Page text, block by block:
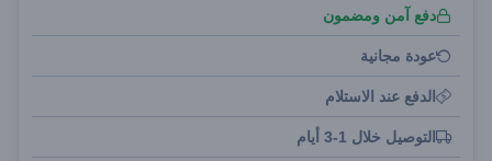
دفع آمن ومضمون
عودة مجانية
الدفع عند الاستلام
التوصيل خلال 1-3 أيام